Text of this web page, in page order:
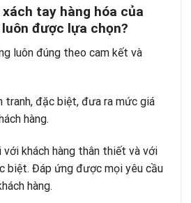
tay hàng hóa của
được lựa chọn?
luôn đúng theo cam kết và
tranh, đặc biệt, đưa ra mức giá
hàng.
với khách hàng thân thiết và với
biệt. Đáp ứng được mọi yêu cầu
hàng.